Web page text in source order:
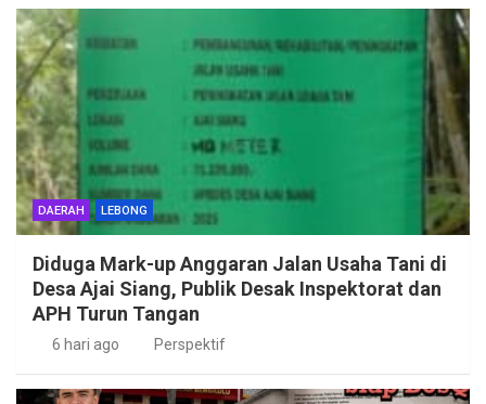
DAERAH LEBONG
Diduga Mark-up Anggaran Jalan Usaha Tani di
Desa Ajai Siang, Publik Desak Inspektorat dan
APH Turun Tangan
6 hari ago Perspektif